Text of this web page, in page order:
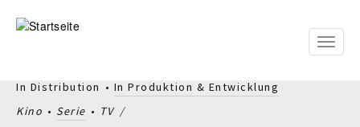
zum
Toggle
In Distribution
In Produktion & Entwicklung
Kino
Serie
TV